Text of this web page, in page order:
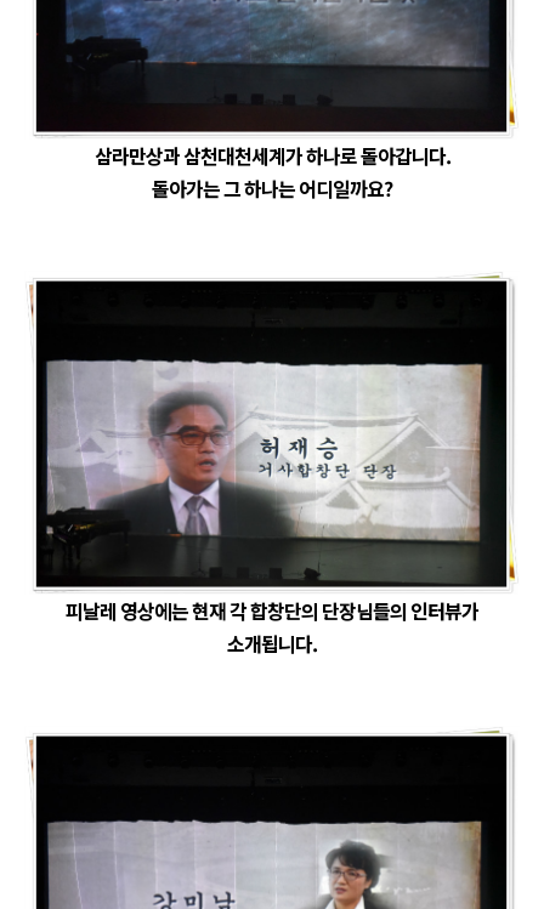
삼라만상과 삼천대천세계가 하나로 돌아갑니다.
돌아가는 그 하나는 어디일까요?
피날레 영상에는 현재 각 합창단의 단장님들의 인터뷰가
소개됩니다.